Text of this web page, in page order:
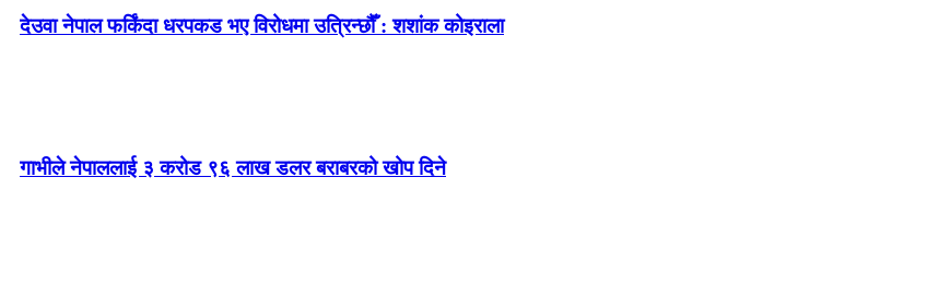
देउवा नेपाल फर्किंदा धरपकड भए विरोधमा उत्रिन्छौँ : शशांक कोइराला
गाभीले नेपाललाई ३ करोड ९६ लाख डलर बराबरको खोप दिने